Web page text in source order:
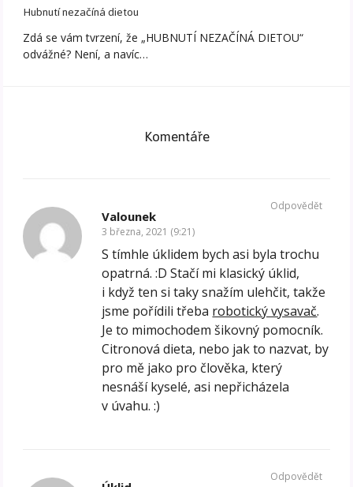
Hubnutí nezačíná dietou
Zdá se vám tvrzení, že „HUBNUTÍ NEZAČÍNÁ DIETOU“
odvážné? Není, a navíc…
Komentáře
Valounek
3 března, 2021 (9:21)
S tímhle úklidem bych asi byla trochu
opatrná. :D Stačí mi klasický úklid,
i když ten si taky snažím ulehčit, takže
jsme pořídili třeba robotický vysavač.
Je to mimochodem šikovný pomocník.
Citronová dieta, nebo jak to nazvat, by
pro mě jako pro člověka, který
nesnáší kyselé, asi nepřicházela
v úvahu. :)
Odpovědět
Odpovědět